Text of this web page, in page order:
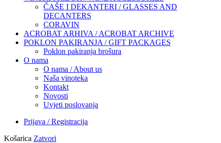
ČAŠE I DEKANTERI / GLASSES AND
DECANTERS
CORAVIN
ACROBAT ARHIVA / ACROBAT ARCHIVE
POKLON PAKIRANJA / GIFT PACKAGES
Poklon pakiranja brošura
O nama
O nama / About us
Naša vinoteka
Kontakt
Novosti
Uvjeti poslovanja
Prijava / Registracija
Košarica Zatvori